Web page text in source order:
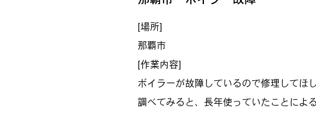
[場所]
那覇市
[作業内容]
ボイラーが故障しているので修理してほ
調べてみると、長年使っていたことによ